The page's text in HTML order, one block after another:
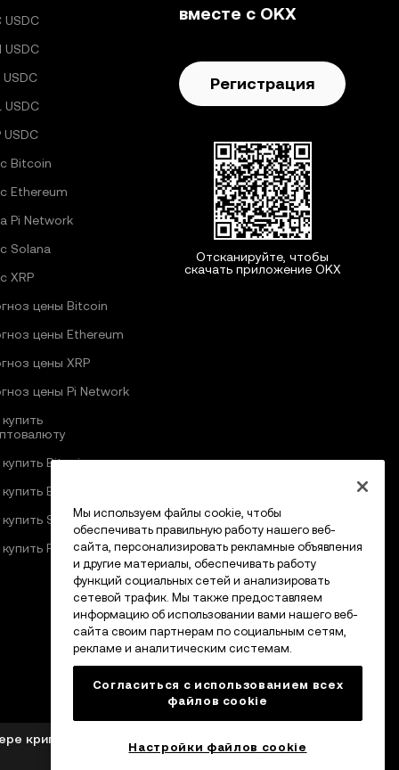
USDC
USDC
USDC
USDC
USDC
Bitcoin
Ethereum
Pi Network
Solana
XRP
цены Bitcoin
цены Ethereum
цены XRP
цены Pi Network
Bitcoin
Ethereum
Solana
Pi Network
вместе с OKX
Регистрация
Отсканируйте, чтобы
скачать приложение OKX
криптоактивов от MFSA в соответствии со
Мы используем файлы cookie, чтобы
обеспечивать правильную работу нашего веб-
сайта, персонализировать рекламные объявления
и другие материалы, обеспечивать работу
функций социальных сетей и анализировать
сетевой трафик. Мы также предоставляем
информацию об использовании вами нашего веб-
сайта своим партнерам по социальным сетям,
рекламе и аналитическим системам.
Согласиться с использованием всех
файлов cookie
Настройки файлов cookie